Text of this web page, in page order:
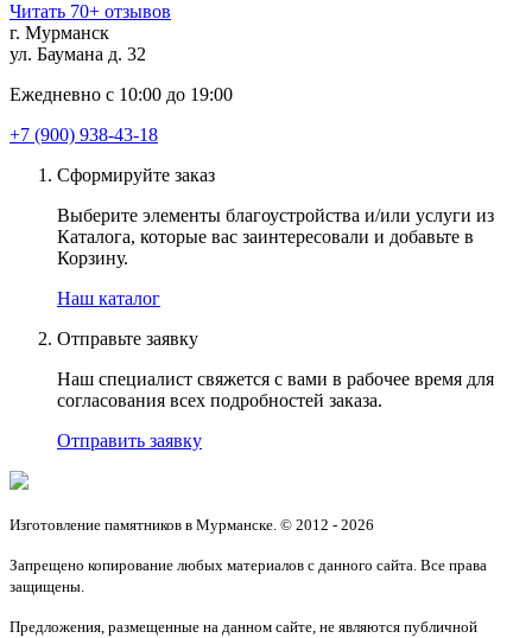
Читать 70+ отзывов
г. Мурманск
ул. Баумана д. 32
Ежедневно с 10:00 до 19:00
+7 (900) 938-43-18
Сформируйте заказ
Выберите элементы благоустройства и/или услуги из
Каталога, которые вас заинтересовали и добавьте в
Корзину.
Наш каталог
Отправьте заявку
Наш специалист свяжется с вами в рабочее время для
согласования всех подробностей заказа.
Отправить заявку
Изготовление памятников в Мурманске. © 2012 - 2026
Запрещено копирование любых материалов с данного сайта. Все права
защищены.
Предложения, размещенные на данном сайте, не являются публичной